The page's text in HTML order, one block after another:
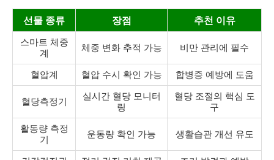
선물 종류 장점 추천 이유
스마트 체중
계
체중 변화 추적 가능 비만 관리에 필수
혈압계 혈압 수시 확인 가능 합병증 예방에 도움
혈당측정기
실시간 혈당 모니터
링
혈당 조절의 핵심 도
구
활동량 측정
기
운동량 확인 가능 생활습관 개선 유도